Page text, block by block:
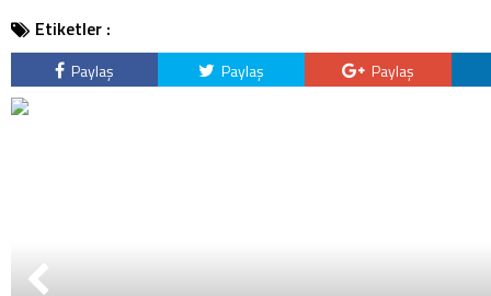
Etiketler :
Paylaş Paylaş Paylaş